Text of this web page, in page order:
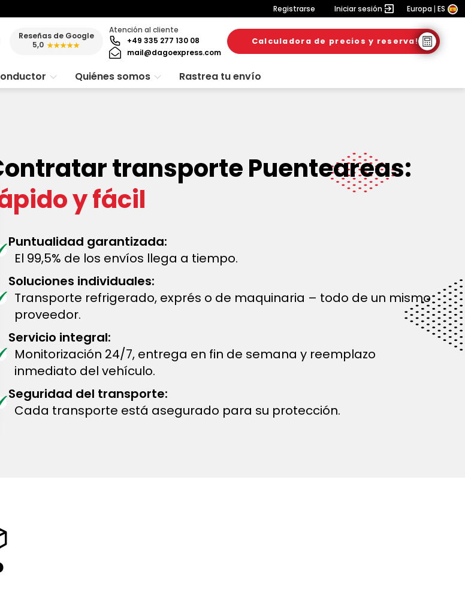
Registrarse Iniciar sesión Europa ES
Reseñas de Google
5,0 ★★★★★
Atención al cliente
+49 335 277 130 08
mail@dagoexpress.com
Calculadora de precios y reserva!
Quiénes somos Rastrea tu envío
transporte Puenteareas:
y fácil
Puntualidad garantizada:
El 99,5% de los envíos llega a tiempo.
Soluciones individuales:
Transporte refrigerado, exprés o de maquinaria – todo de un mismo
proveedor.
Servicio integral:
Monitorización 24/7, entrega en fin de semana y reemplazo
inmediato del vehículo.
Seguridad del transporte:
Cada transporte está asegurado para su protección.